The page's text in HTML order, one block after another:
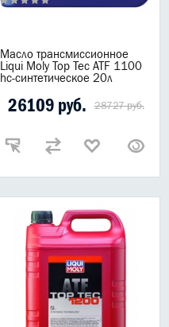
Масло трансмиссионное
Liqui Moly Top Tec ATF 1100
hc-синтетическое 20л
26109 руб. 28727 руб.